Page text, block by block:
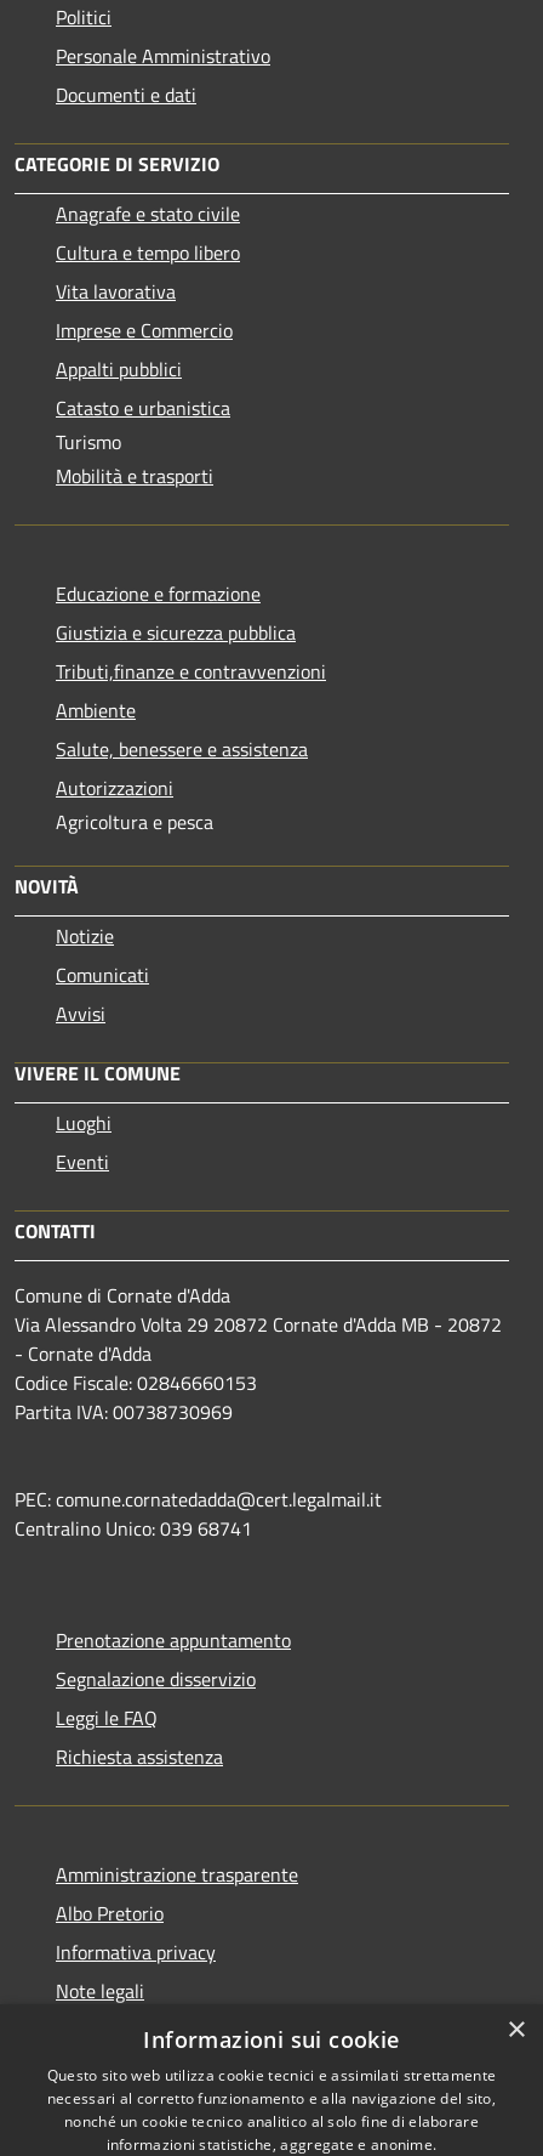
Politici
Personale Amministrativo
Documenti e dati
CATEGORIE DI SERVIZIO
Anagrafe e stato civile
Cultura e tempo libero
Vita lavorativa
Imprese e Commercio
Appalti pubblici
Catasto e urbanistica
Turismo
Mobilità e trasporti
Educazione e formazione
Giustizia e sicurezza pubblica
Tributi,finanze e contravvenzioni
Ambiente
Salute, benessere e assistenza
Autorizzazioni
Agricoltura e pesca
NOVITÀ
Notizie
Comunicati
Avvisi
VIVERE IL COMUNE
Luoghi
Eventi
CONTATTI
Comune di Cornate d'Adda
Via Alessandro Volta 29 20872 Cornate d'Adda MB - 20872
- Cornate d'Adda
Codice Fiscale: 02846660153
Partita IVA: 00738730969
PEC: comune.cornatedadda@cert.legalmail.it
Centralino Unico: 039 68741
Prenotazione appuntamento
Segnalazione disservizio
Leggi le FAQ
Richiesta assistenza
Amministrazione trasparente
Albo Pretorio
Informativa privacy
Note legali
Dichiarazione di accessibilità
×
Informazioni sui cookie
Questo sito web utilizza cookie tecnici e assimilati strettamente
necessari al corretto funzionamento e alla navigazione del sito,
nonché un cookie tecnico analitico al solo fine di elaborare
informazioni statistiche, aggregate e anonime.